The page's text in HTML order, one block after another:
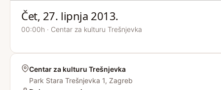
Čet, 27. lipnja 2013.
00:00h · Centar za kulturu Trešnjevka
Centar za kulturu Trešnjevka
Park Stara Trešnjevka 1, Zagreb